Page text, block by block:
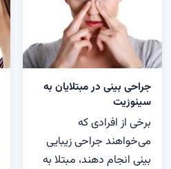
جراحی بینی در مبتلایان به
سینوزیت
برخی از افرادی که
می‌خواهند جراحی زیبایی
بینی انجام دهند، مبتلا به